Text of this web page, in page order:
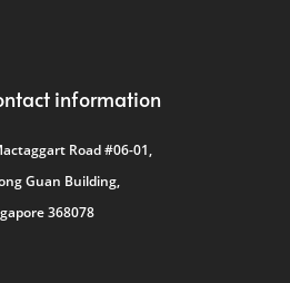
information
Road #06-01,
Guan Building,
368078